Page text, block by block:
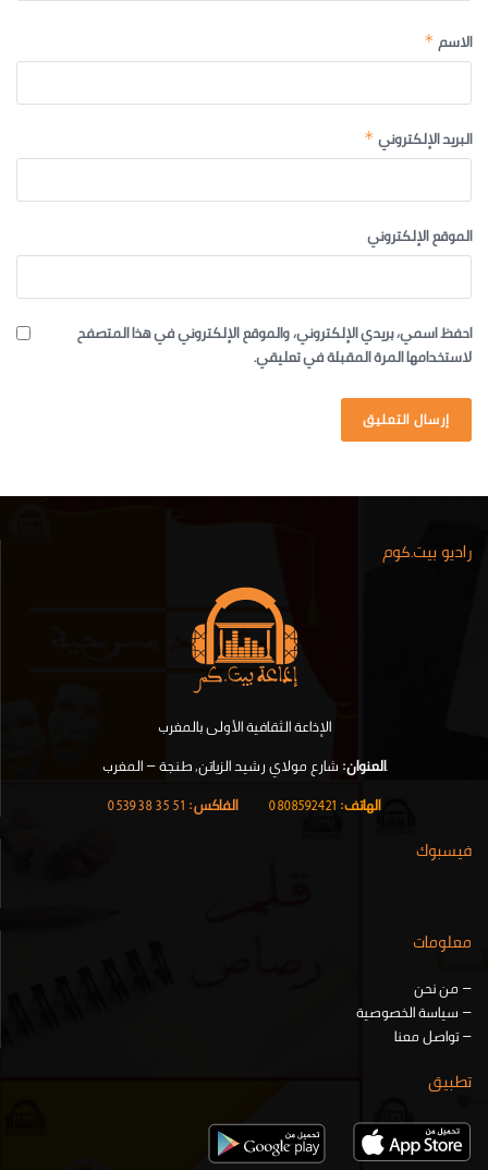
الاسم *
البريد الإلكتروني *
الموقع الإلكتروني
احفظ اسمي، بريدي الإلكتروني، والموقع الإلكتروني في هذا المتصفح
لاستخدامها المرة المقبلة في تعليقي.
راديو بيت.كوم
الإذاعة الثقافية الأولى بالمغرب
.العنوان:شارع مولاي رشيد الزياتن, طنجة – المغرب
الهاتف:
الفاكس:
فيسبوك
معلومات
–من نحن
–سياسة الخصوصية
–تواصل معنا
تطبيق